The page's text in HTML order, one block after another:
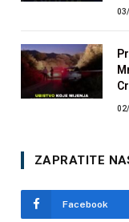
ZAPRATITE
Facebook